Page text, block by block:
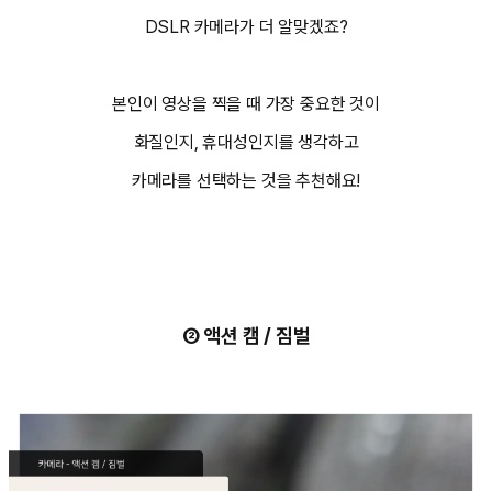
DSLR 카메라가 더 알맞겠죠?
본인이 영상을 찍을 때 가장 중요한 것이
화질인지, 휴대성인지를 생각하고
카메라를 선택하는 것을 추천해요!
② 액션 캠 / 짐벌